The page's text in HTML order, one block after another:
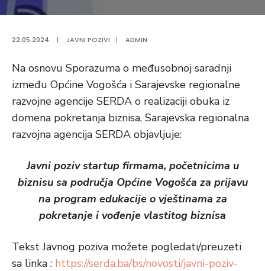
22.05.2024. | JAVNI POZIVI | ADMIN
Na osnovu Sporazuma o međusobnoj saradnji
između Općine Vogošća i Sarajevske regionalne
razvojne agencije SERDA o realizaciji obuka iz
domena pokretanja biznisa, Sarajevska regionalna
razvojna agencija SERDA objavljuje:
Javni poziv startup firmama, početnicima u
biznisu sa područja Općine Vogošća za prijavu
na program edukacije o vještinama za
pokretanje i vođenje vlastitog biznisa
Tekst Javnog poziva možete pogledati/preuzeti
sa linka : https://serda.ba/bs/novosti/javni-poziv-